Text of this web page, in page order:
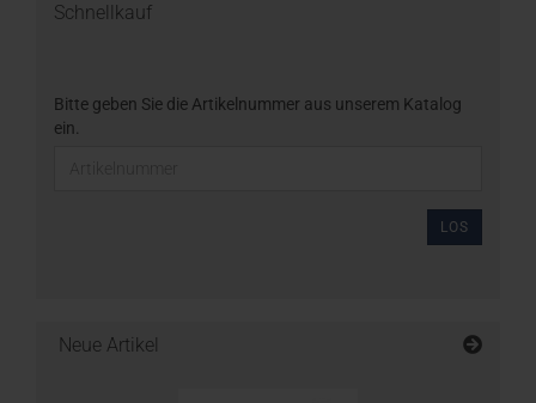
Schnellkauf
Bitte geben Sie die Artikelnummer aus unserem Katalog
ein.
LOS
Neue Artikel